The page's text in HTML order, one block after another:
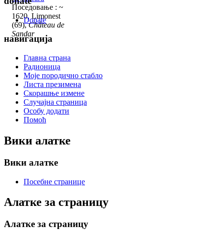
Поседовање : ~
1620, Limonest
(69),Château de
Sandar
Donate
навигација
Главна страна
Радионица
Моје породично стабло
Листа презимена
Скорашње измене
Случајна страница
Особу додати
Помоћ
Вики алатке
Вики алатке
Посебне странице
Алатке за страницу
Алатке за страницу